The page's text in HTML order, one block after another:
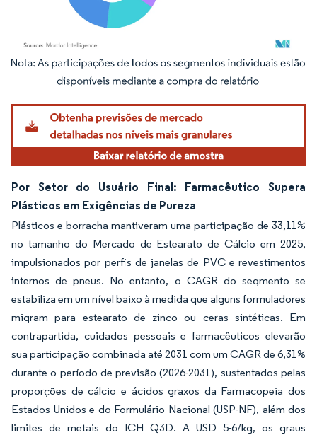
Imagem © Mordor Intelligence. O reuso requer atribuição conforme CC BY 4.0.
Por Setor do Usuário Final: Farmacêutico Supera
Plásticos em Exigências de Pureza
Plásticos e borracha mantiveram uma participação de 33,11%
no tamanho do Mercado de Estearato de Cálcio em 2025,
impulsionados por perfis de janelas de PVC e revestimentos
internos de pneus. No entanto, o CAGR do segmento se
estabiliza em um nível baixo à medida que alguns formuladores
migram para estearato de zinco ou ceras sintéticas. Em
contrapartida, cuidados pessoais e farmacêuticos elevarão
sua participação combinada até 2031 com um CAGR de 6,31%
durante o período de previsão (2026-2031), sustentados pelas
proporções de cálcio e ácidos graxos da Farmacopeia dos
Estados Unidos e do Formulário Nacional (USP-NF), além dos
limites de metais do ICH Q3D. A USD 5-6/kg, os graus